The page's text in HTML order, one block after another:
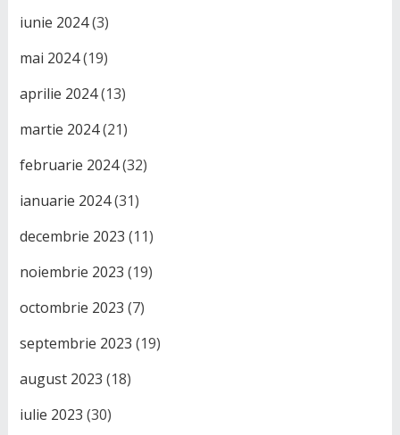
iunie 2024(3)
mai 2024(19)
aprilie 2024(13)
martie 2024(21)
februarie 2024(32)
ianuarie 2024(31)
decembrie 2023 (11)
noiembrie 2023 (19)
octombrie 2023 (7)
septembrie 2023 (19)
august 2023 (18)
iulie 2023 (30)